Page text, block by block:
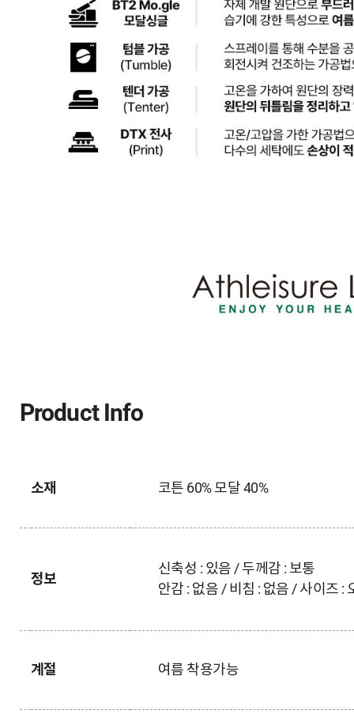
Product Info
소재 코튼 60% 모달 40%
정보
신축성 : 있음 / 두께감 : 보통
안감 : 없음 / 비침 : 없음 / 사이즈 :
계절 여름 착용가능